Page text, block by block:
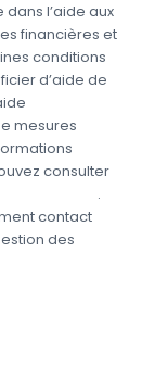
l’aide aux
financières et
conditions
d’aide de
mesures
consulter
.
contact
des